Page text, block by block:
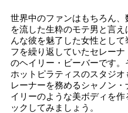
世界中のファンはもちろん
を流した生粋のモテ男と言
んな彼を魅了した女性とし
フを繰り返していたセレー
のヘイリー・ビーバーです
ホットピラティスのスタジ
レーナーを務めるシャノン
イリーのような美ボディを
ックしてみましょう。